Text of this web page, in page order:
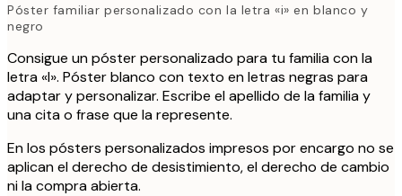
Póster familiar personalizado con la letra «i» en blanco y
negro
Consigue un póster personalizado para tu familia con la
letra «l». Póster blanco con texto en letras negras para
adaptar y personalizar. Escribe el apellido de la familia y
una cita o frase que la represente.
En los pósters personalizados impresos por encargo no se
aplican el derecho de desistimiento, el derecho de cambio
ni la compra abierta.